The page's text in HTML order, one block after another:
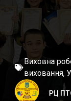
Виховна
виховання,
РЦ